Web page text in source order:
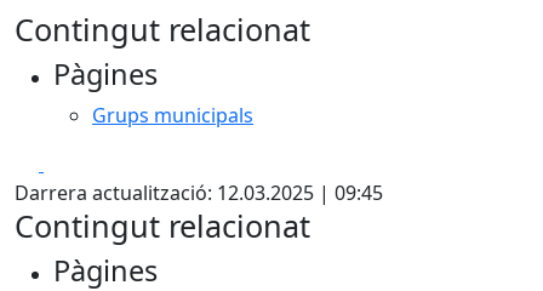
Contingut relacionat
Pàgines
Grups municipals
Darrera actualització: 12.03.2025 | 09:45
Contingut relacionat
Pàgines